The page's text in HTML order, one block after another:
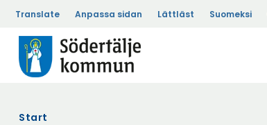
Translate Anpassa sidan Lättläst Suomeksi
Start